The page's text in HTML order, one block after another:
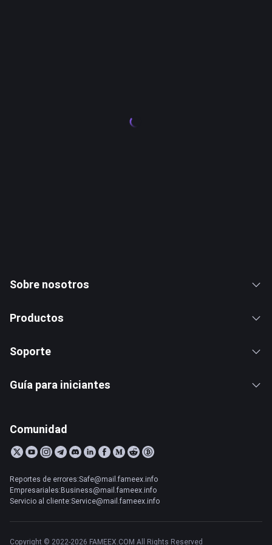
Sobre nosotros
Productos
Soporte
Guía para iniciantes
Comunidad
Reportes de errores:Safe@mail.fameex.info
Empresariales:Business@mail.fameex.info
Servicio al cliente:Service@mail.fameex.info
Copyright © 2022-2026 FAMEEX.COM All Rights Reserved